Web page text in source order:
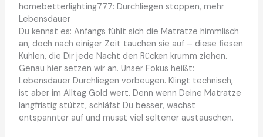
homebetterlighting777: Durchliegen stoppen, mehr
Lebensdauer
Du kennst es: Anfangs fühlt sich die Matratze himmlisch
an, doch nach einiger Zeit tauchen sie auf – diese fiesen
Kuhlen, die Dir jede Nacht den Rücken krumm ziehen.
Genau hier setzen wir an. Unser Fokus heißt:
Lebensdauer Durchliegen vorbeugen. Klingt technisch,
ist aber im Alltag Gold wert. Denn wenn Deine Matratze
langfristig stützt, schläfst Du besser, wachst
entspannter auf und musst viel seltener austauschen.